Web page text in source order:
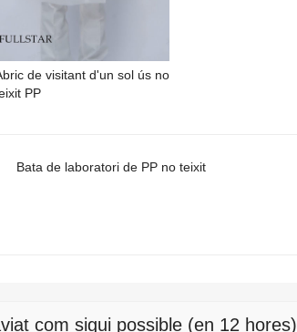
de visitant d'un sol ús no
PP
Bata de laboratori de PP no teixit
com sigui possible (en 12 hores)